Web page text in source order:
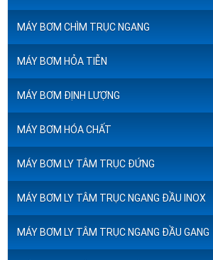
MÁY BƠM CHÌM TRỤC NGANG
MÁY BƠM HỎA TIỄN
MÁY BƠM ĐỊNH LƯỢNG
MÁY BƠM HÓA CHẤT
MÁY BƠM LY TÂM TRỤC ĐỨNG
MÁY BƠM LY TÂM TRỤC NGANG ĐẦU INOX
MÁY BƠM LY TÂM TRỤC NGANG ĐẦU GANG